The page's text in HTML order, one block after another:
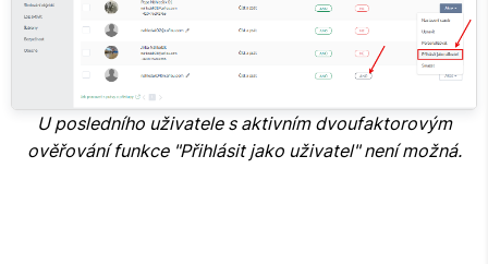
U posledního uživatele s aktivním dvoufaktorovým
ověřování funkce "Přihlásit jako uživatel" není možná.